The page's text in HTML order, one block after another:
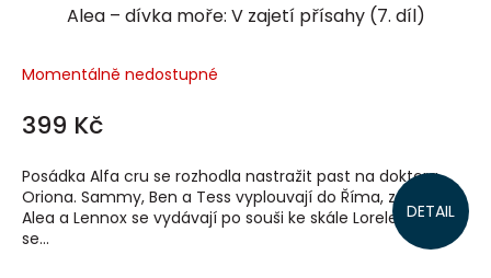
Alea – dívka moře: V zajetí přísahy (7. díl)
Momentálně nedostupné
399 Kč
DETAIL
Posádka Alfa cru se rozhodla nastražit past na doktora
Oriona. Sammy, Ben a Tess vyplouvají do Říma, zatímco
Alea a Lennox se vydávají po souši ke skále Loreley, u které
se...